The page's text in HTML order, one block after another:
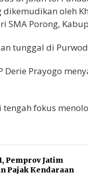
oleh
Porong,
tunggal di
Derie Prayogo
fokus
Pemprov Jatim
Pajak Kendaraan